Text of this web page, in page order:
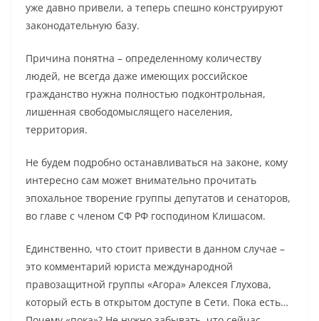
уже давно привели, а теперь спешно конструируют
законодательную базу.
Причина понятна – определенному количеству
людей, не всегда даже имеющих российское
гражданство нужна полностью подконтрольная,
лишенная свободомыслящего населения,
территория.
Не будем подробно останавливаться на законе, кому
интересно сам может внимательно прочитать
эпохальное творение группы депутатов и сенаторов,
во главе с членом СФ РФ господином Клишасом.
Единственно, что стоит привести в данном случае –
это комментарий юриста международной
правозащитной группы «Агора» Алексея Глухова,
который есть в открытом доступе в Сети. Пока есть…